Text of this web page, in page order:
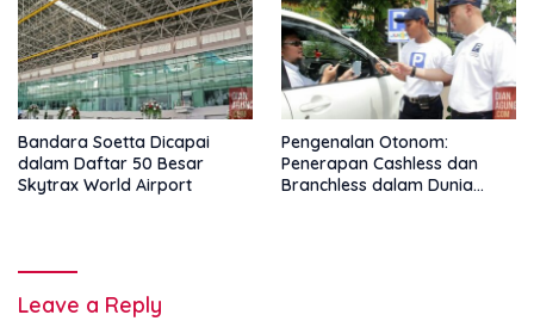
Bandara Soetta Dicapai
dalam Daftar 50 Besar
Skytrax World Airport
Pengenalan Otonom:
Penerapan Cashless dan
Branchless dalam Dunia
Leave a Reply